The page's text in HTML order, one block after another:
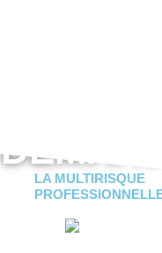
LA MULTIRISQUE